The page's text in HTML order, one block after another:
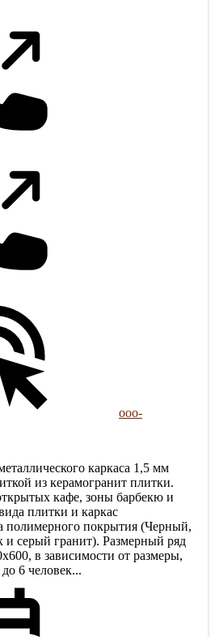
ooo-
каркаса 1,5 мм
из керамогранит плитки.
кафе, зоны барбекю и
плитки и каркас
полимерного покрытия (Черный,
и серый гранит). Размерный ряд
в зависимости от размеры,
6 человек...